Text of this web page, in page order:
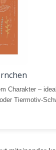
Charakter –
Tiermotiv-